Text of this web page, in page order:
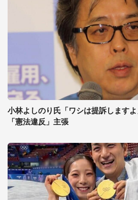
小林よしのり氏「ワシは提訴します
「憲法違反」主張